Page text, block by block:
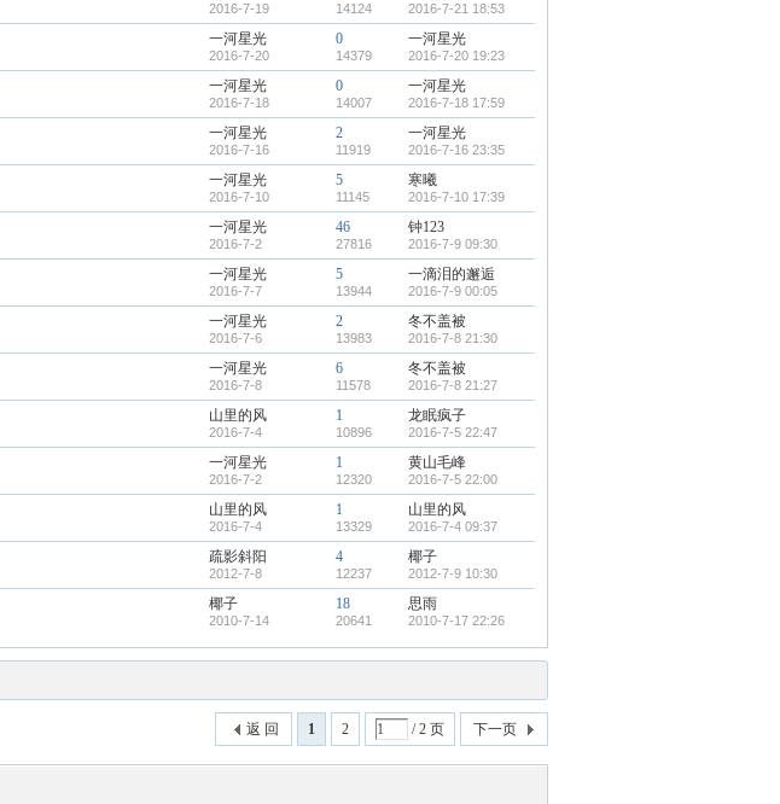
2016-7-19 14124 2016-7-21 18:53
一河星光
2016-7-20
0
14379
一河星光
2016-7-20 19:23
一河星光
2016-7-18
0
14007
一河星光
2016-7-18 17:59
一河星光
2016-7-16
2
11919
一河星光
2016-7-16 23:35
一河星光
2016-7-10
5
11145
寒曦
2016-7-10 17:39
一河星光
2016-7-2
46
27816
钟123
2016-7-9 09:30
一河星光
2016-7-7
5
13944
一滴泪的邂逅
2016-7-9 00:05
一河星光
2016-7-6
2
13983
冬不盖被
2016-7-8 21:30
一河星光
2016-7-8
6
11578
冬不盖被
2016-7-8 21:27
山里的风
2016-7-4
1
10896
龙眠疯子
2016-7-5 22:47
一河星光
2016-7-2
1
12320
黄山毛峰
2016-7-5 22:00
山里的风
2016-7-4
1
13329
山里的风
2016-7-4 09:37
疏影斜阳
2012-7-8
4
12237
椰子
2012-7-9 10:30
椰子
2010-7-14
18
20641
思雨
2010-7-17 22:26
1 2 / 2 页 下一页
返 回